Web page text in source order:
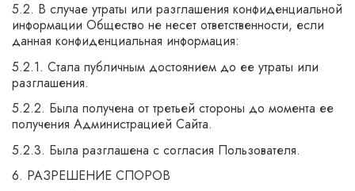
5.2. В случае утраты или разглашения конфиденциальной
информации Общество не несет ответственности, если
данная конфиденциальная информация:
5.2.1. Стала публичным достоянием до ее утраты или
разглашения.
5.2.2. Была получена от третьей стороны до момента ее
получения Администрацией Сайта.
5.2.3. Была разглашена с согласия Пользователя.
6. РАЗРЕШЕНИЕ СПОРОВ